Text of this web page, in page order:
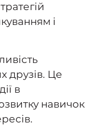
і
друзів. Це
в
навичок